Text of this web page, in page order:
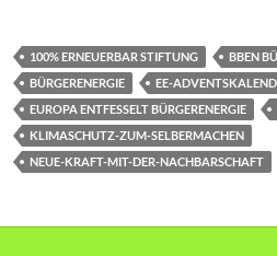
100% ERNEUERBAR STIFTUNG
BBEN
BÜRGERENERGIE
EE-
EUROPA ENTFESSELT BÜRGERENERGIE
KLIMASCHUTZ-ZUM-SELBERMACHEN
NEUE-KRAFT-MIT-DER-NACHBARSCHAFT